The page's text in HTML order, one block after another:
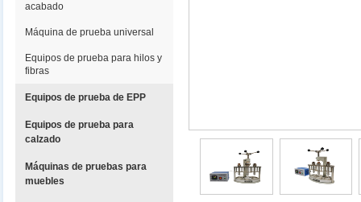
acabado
Máquina de prueba universal
Equipos de prueba para hilos y
fibras
Equipos de prueba de EPP
Equipos de prueba para
calzado
Máquinas de pruebas para
muebles